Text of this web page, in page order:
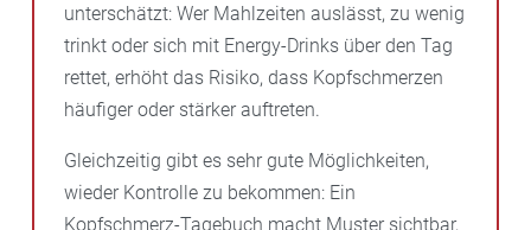
unterschätzt: Wer Mahlzeiten auslässt, zu wenig
trinkt oder sich mit Energy-Drinks über den Tag
rettet, erhöht das Risiko, dass Kopfschmerzen
häufiger oder stärker auftreten.
Gleichzeitig gibt es sehr gute Möglichkeiten,
wieder Kontrolle zu bekommen: Ein
Kopfschmerz-Tagebuch macht Muster sichtbar,